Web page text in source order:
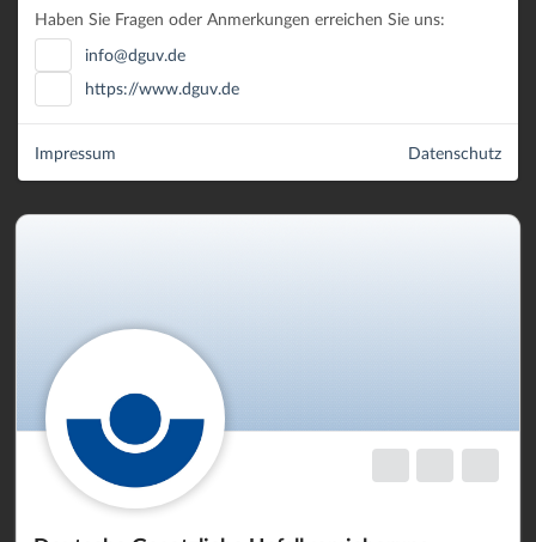
Haben Sie Fragen oder Anmerkungen erreichen Sie uns:
info@dguv.de
https://www.dguv.de
Datenschutz
Impressum